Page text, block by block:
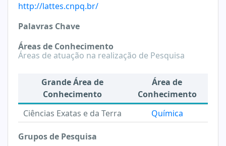
http://lattes.cnpq.br/
Palavras Chave
Áreas de Conhecimento
Áreas de atuação na realização de Pesquisa
Grande Área de
Conhecimento
Área de
Conhecimento
Ciências Exatas e da Terra
Química
Grupos de Pesquisa